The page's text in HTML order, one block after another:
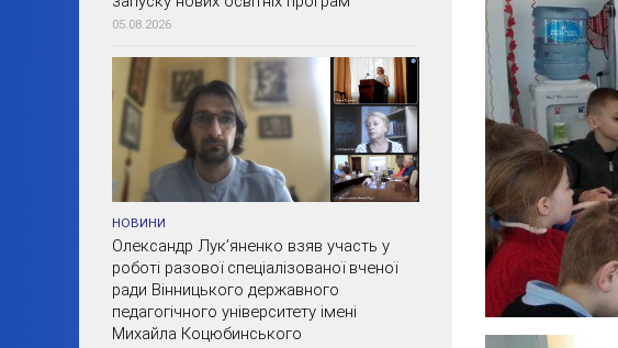
05.08.2026
НОВИНИ
Олександр Лук’яненко взяв участь у
роботі разової спеціалізованої вченої
ради Вінницького державного
педагогічного університету імені
Михайла Коцюбинського